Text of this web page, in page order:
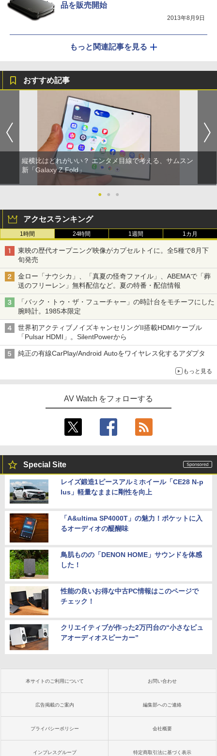
品を販売開始
2013年8月9日
もっと関連記事を見る
おすすめ記事
縦横比はどれがいい？ エンタメ目線で考える、サムスン
新「Galaxy Z Fold」
● ● ●
アクセスランキング
1時間 24時間 1週間 1カ月
東映の歴代オープニング映像がカプセルトイに。全5種で8月下
旬発売
金ロー「ナウシカ」、「真夏の怪奇ファイル」、ABEMAで「葬
送のフリーレン」無料配信など。夏の特番・配信情報
「バック・トゥ・ザ・フューチャー」の時計台をモチーフにした
腕時計。1985本限定
世界初アクティブノイズキャンセリングII搭載HDMIケーブル
「Pulsar HDMI」。SilentPowerから
純正の有線CarPlay/Android Autoをワイヤレス化するアダプタ
もっと見る
AV Watch をフォローする
Special Site
レイズ鍛造1ピースアルミホイール「CE28 N-p
lus」軽量なままに剛性を向上
「A&ultima SP4000T」の魅力！ポケットに入
るオーディオの醍醐味
鳥肌ものの「DENON HOME」サウンドを体感
した！
性能の良いお得な中古PC情報はこのページで
チェック！
クリエイティブが作った2万円台の“小さなピュ
アオーディオスピーカー”
本サイトのご利用について お問い合わせ
広告掲載のご案内 編集部へのご連絡
プライバシーポリシー 会社概要
インプレスグループ 特定商取引法に基づく表示